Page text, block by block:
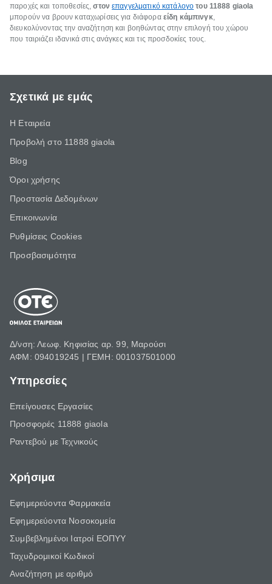
παροχές και τοποθεσίες,στονεπαγγελματικό κατάλογο του 11888 giaola
μπορούν να βρουν καταχωρίσεις για διάφορα είδη κάμπινγκ,
διευκολύνοντας την αναζήτηση και βοηθώντας στην επιλογή του χώρου
που ταιριάζει ιδανικά στις ανάγκες και τις προσδοκίες τους.
Σχετικά με εμάς
Η Εταιρεία
Προβολή στο 11888 giaola
Blog
Όροι χρήσης
Προστασία Δεδομένων
Επικοινωνία
Ρυθμίσεις Cookies
Προσβασιμότητα
Δ/νση: Λεωφ. Κηφισίας αρ. 99, Μαρούσι
ΑΦΜ: 094019245 | ΓΕΜΗ: 001037501000
Υπηρεσίες
Επείγουσες Εργασίες
Προσφορές 11888 giaola
Ραντεβού με Τεχνικούς
Χρήσιμα
Εφημερεύοντα Φαρμακεία
Εφημερεύοντα Νοσοκομεία
Συμβεβλημένοι Ιατροί ΕΟΠΥΥ
Ταχυδρομικοί Κωδικοί
Αναζήτηση με αριθμό